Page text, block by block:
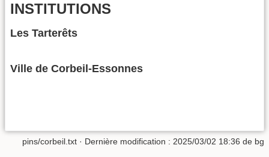
INSTITUTIONS
Les Tarterêts
Ville de Corbeil-Essonnes
pins/corbeil.txt · Dernière modification : 2025/03/02 18:36 de bg